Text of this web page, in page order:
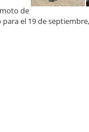
de
el 19 de